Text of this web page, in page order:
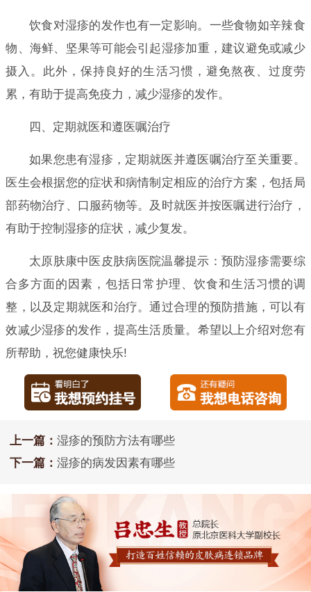
饮食对湿疹的发作也有一定影响。一些食物如辛辣食
物、海鲜、坚果等可能会引起湿疹加重，建议避免或减少
摄入。此外，保持良好的生活习惯，避免熬夜、过度劳
累，有助于提高免疫力，减少湿疹的发作。
四、定期就医和遵医嘱治疗
如果您患有湿疹，定期就医并遵医嘱治疗至关重要。
医生会根据您的症状和病情制定相应的治疗方案，包括局
部药物治疗、口服药物等。及时就医并按医嘱进行治疗，
有助于控制湿疹的症状，减少复发。
太原肤康中医皮肤病医院温馨提示：预防湿疹需要综
合多方面的因素，包括日常护理、饮食和生活习惯的调
整，以及定期就医和治疗。通过合理的预防措施，可以有
效减少湿疹的发作，提高生活质量。希望以上介绍对您有
所帮助，祝您健康快乐!
上一篇： 湿疹的预防方法有哪些
下一篇： 湿疹的病发因素有哪些